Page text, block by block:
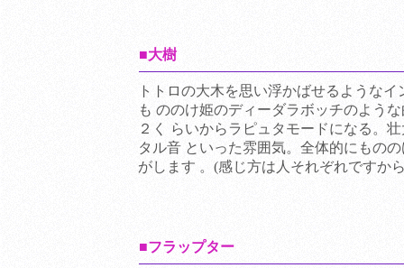
■大樹
トトロの大木を思い浮かばせるような
も ののけ姫のディーダラボッチのよう
２く らいからラピュタモードになる。
タル音 といった雰囲気。全体的にもの
がします 。(感じ方は人それぞれですか
■フラップター